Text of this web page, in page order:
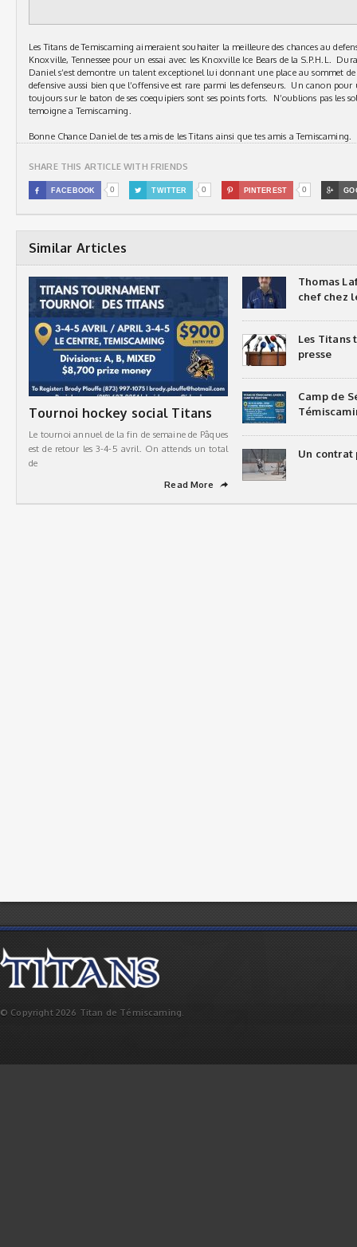
Les Titans de Temiscaming aimeraient souhaiter la meilleure des chances au
Knoxville, Tennessee pour un essai avec les Knoxville Ice Bears de la S.P.H.L.
Daniel s’est demontre un talent exceptionel lui donnant une place au sommet
defensive aussi bien que l’offensive est rare parmi les defenseurs. Un canon pour
toujours sur le baton de ses coequipiers sont ses points forts. N’oublions pas les
temoigne a Temiscaming.
Bonne Chance Daniel de tes amis de les Titans ainsi que tes amis a Temiscaming.
SHARE THIS ARTICLE WITH FRIENDS
 FACEBOOK 0  TWITTER 0  PINTEREST 0 
Similar Articles
Tournoi hockey social Titans
Le tournoi annuel de la fin de semaine de Pâques
est de retour les 3-4-5 avril. On attends un total
de
Read More
➦
Thomas
chef chez
Les Titans
presse
Camp de
Un contrat
© Copyright 2026 Titan de Témiscaming.